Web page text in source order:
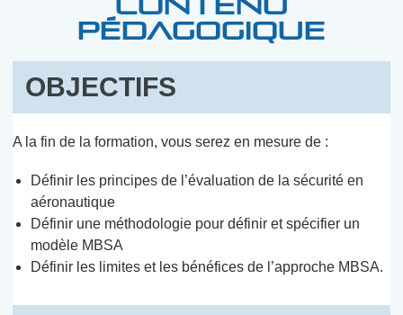
PÉDAGOGIQUE
OBJECTIFS
A la fin de la formation, vous serez en mesure de :
Définir les principes de l’évaluation de la sécurité en
aéronautique
Définir une méthodologie pour définir et spécifier un
modèle MBSA
Définir les limites et les bénéfices de l’approche MBSA.